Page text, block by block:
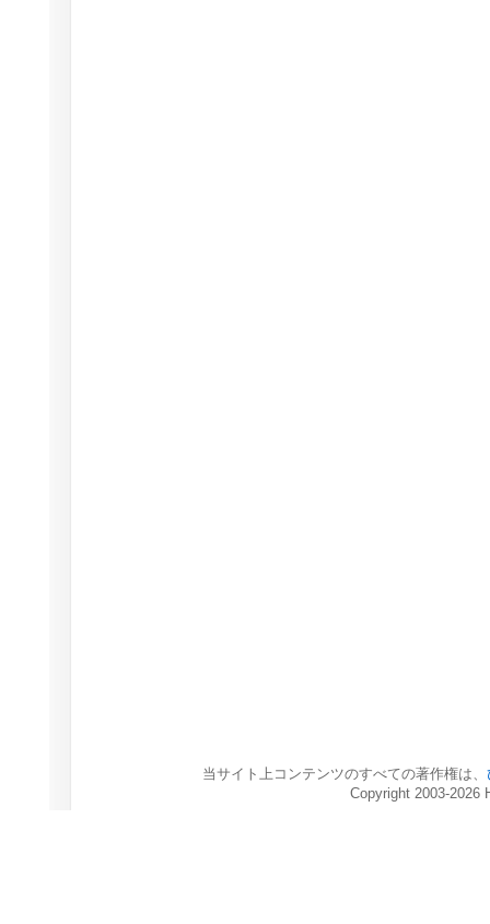
当サイト上コンテンツのすべての著作権は、
Copyright 2003-2026